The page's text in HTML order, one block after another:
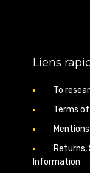
Liens
To
Terms
Returns,
Information